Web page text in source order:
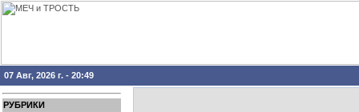
07 Авг, 2026 г. - 20:49
РУБРИКИ